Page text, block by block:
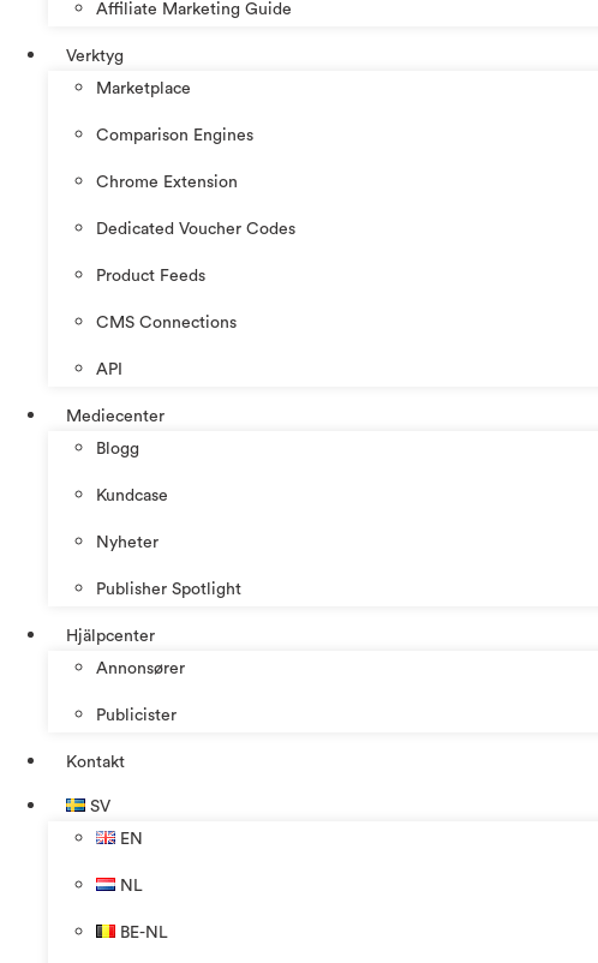
Affiliate Marketing Guide
Verktyg
Marketplace
Comparison Engines
Chrome Extension
Dedicated Voucher Codes
Product Feeds
CMS Connections
API
Mediecenter
Blogg
Kundcase
Nyheter
Publisher Spotlight
Hjälpcenter
Annonsører
Publicister
Kontakt
SV
EN
NL
BE-NL